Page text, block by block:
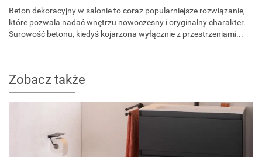
Beton dekoracyjny w salonie to coraz popularniejsze rozwiązanie,
które pozwala nadać wnętrzu nowoczesny i oryginalny charakter.
Surowość betonu, kiedyś kojarzona wyłącznie z przestrzeniami...
Zobacz także